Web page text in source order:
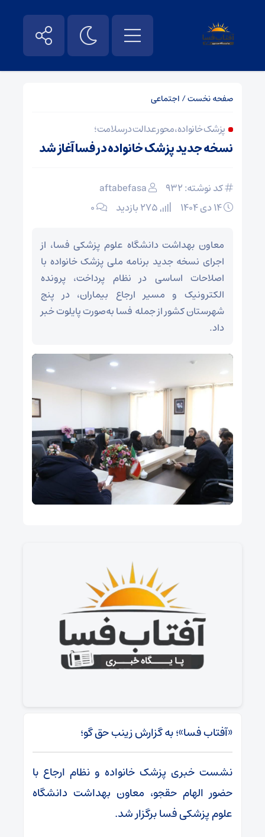
صفحه نخست/ اجتماعی
پزشک خانواده، محور عدالت در سلامت؛
نسخه جدید پزشک خانواده در فسا آغاز شد
کد نوشته: 932
aftabefasa
۰
معاون بهداشت دانشگاه علوم پزشکی فسا، از
اجرای نسخه جدید برنامه ملی پزشک خانواده با
اصلاحات اساسی در نظام پرداخت، پرونده
الکترونیک و مسیر ارجاع بیماران، در پنج
شهرستان کشور از جمله فسا به‌صورت پایلوت خبر
داد.
«آفتاب فسا»؛ به گزارش زینب حق گو؛
نشست خبری پزشک خانواده و نظام ارجاع با
حضور الهام حقجو، معاون بهداشت دانشگاه
علوم پزشکی فسا برگزار شد.